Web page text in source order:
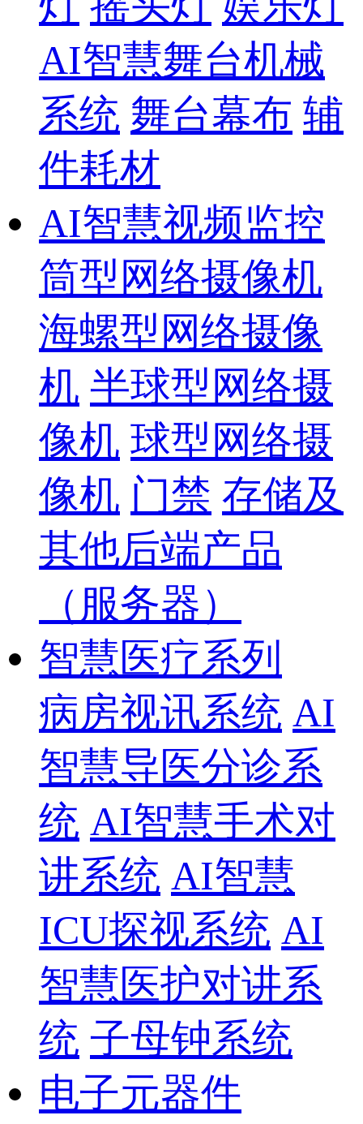
AI智慧舞台机械
系统 舞台幕布 辅
件耗材
AI智慧视频监控
筒型网络摄像机
海螺型网络摄像
机 半球型网络摄
像机 球型网络摄
像机 门禁 存储及
其他后端产品
（服务器）
智慧医疗系列
病房视讯系统 AI
智慧导医分诊系
统 AI智慧手术对
讲系统 AI智慧
ICU探视系统 AI
智慧医护对讲系
统 子母钟系统
电子元器件